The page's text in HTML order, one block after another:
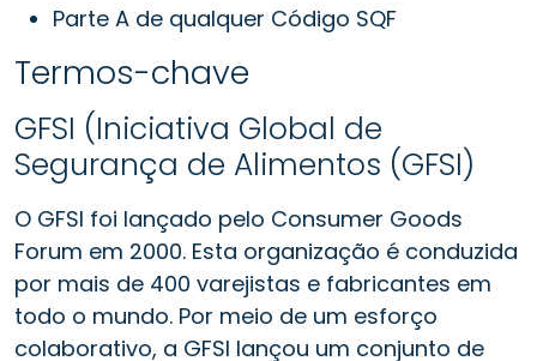
Parte A de qualquer Código SQF
Termos-chave
GFSI (Iniciativa Global de
Segurança de Alimentos (GFSI)
O GFSI foi lançado pelo Consumer Goods
Forum em 2000. Esta organização é conduzida
por mais de 400 varejistas e fabricantes em
todo o mundo. Por meio de um esforço
colaborativo, a GFSI lançou um conjunto de